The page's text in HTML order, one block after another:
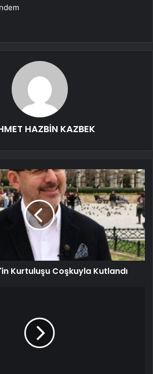
HAZBİN KAZBEK
Kurtuluşu Coşkuyla Kutlandı